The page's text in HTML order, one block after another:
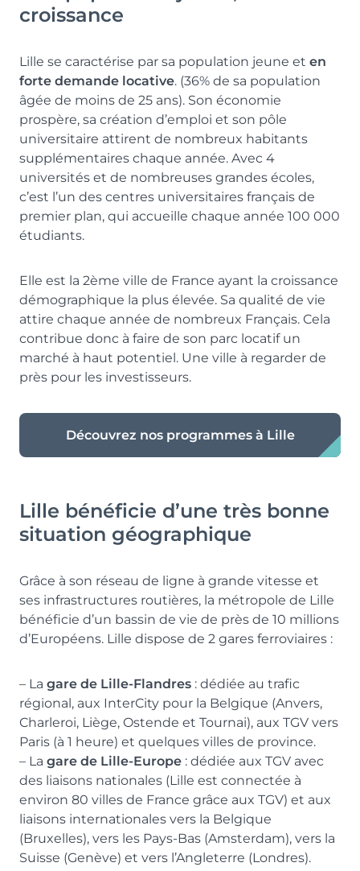
croissance
Lille se caractérise par sa population jeune et en
forte demande locative. (36% de sa population
âgée de moins de 25 ans). Son économie
prospère, sa création d’emploi et son pôle
universitaire attirent de nombreux habitants
supplémentaires chaque année. Avec 4
universités et de nombreuses grandes écoles,
c’est l’un des centres universitaires français de
premier plan, qui accueille chaque année 100 000
étudiants.
Elle est la 2ème ville de France ayant la croissance
démographique la plus élevée. Sa qualité de vie
attire chaque année de nombreux Français. Cela
contribue donc à faire de son parc locatif un
marché à haut potentiel. Une ville à regarder de
près pour les investisseurs.
Découvrez nos programmes à Lille
Lille bénéficie d’une très bonne
situation géographique
Grâce à son réseau de ligne à grande vitesse et
ses infrastructures routières, la métropole de Lille
bénéficie d’un bassin de vie de près de 10 millions
d’Européens. Lille dispose de 2 gares ferroviaires :
– La gare de Lille-Flandres : dédiée au trafic
régional, aux InterCity pour la Belgique (Anvers,
Charleroi, Liège, Ostende et Tournai), aux TGV vers
Paris (à 1 heure) et quelques villes de province.
– La gare de Lille-Europe : dédiée aux TGV avec
des liaisons nationales (Lille est connectée à
environ 80 villes de France grâce aux TGV) et aux
liaisons internationales vers la Belgique
(Bruxelles), vers les Pays-Bas (Amsterdam), vers la
Suisse (Genève) et vers l’Angleterre (Londres).